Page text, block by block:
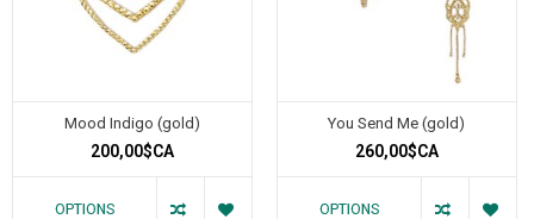
Mood Indigo (gold)
200,00$CA
OPTIONS
You Send Me (gold)
260,00$CA
OPTIONS